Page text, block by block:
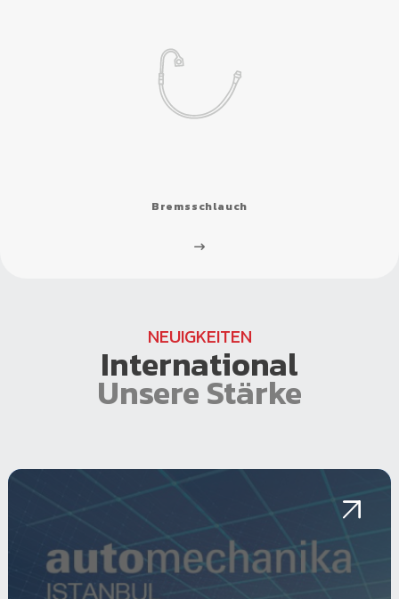
Bremsschlauch
NEUIGKEITEN
International
Unsere Stärke